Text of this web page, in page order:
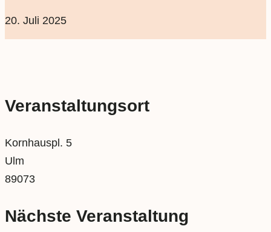
20. Juli 2025
Veranstaltungsort
Kornhauspl. 5
Ulm
89073
Nächste Veranstaltung